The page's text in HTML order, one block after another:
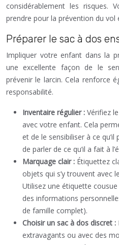
considérablement les risques.
prendre pour la prévention du vol
Préparer le sac à dos
Impliquer votre enfant dans la
une excellente façon de le
prévenir le larcin. Cela renforce
responsabilité.
Inventaire régulier : Vérifiez
avec votre enfant. Cela
et de le sensibiliser à ce qu’il
de parler de ce qu’il a fait à
Marquage clair : Étiquettez
objets qui s’y trouvent avec
Utilisez une étiquette
des informations
de famille complet).
Choisir un sac à dos discret :
extravagants ou avec des